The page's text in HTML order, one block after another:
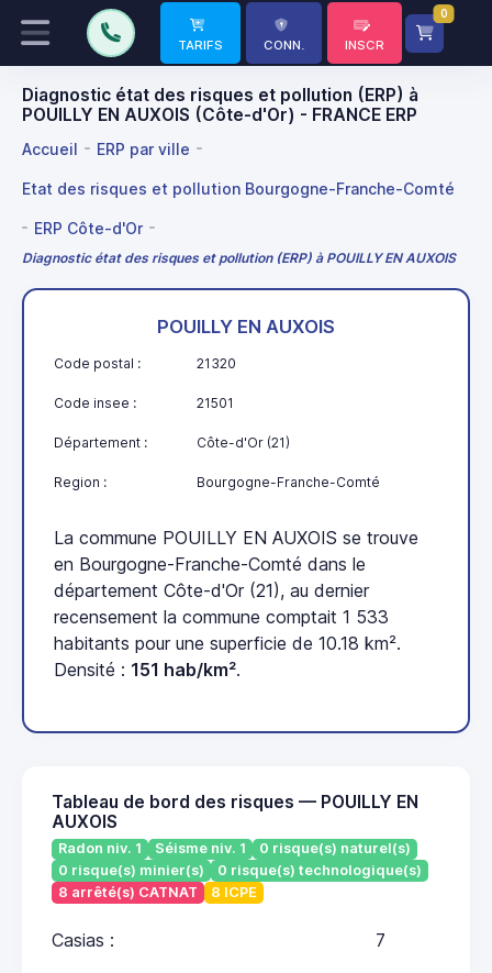
TARIFS CONN. INSCR
0
Diagnostic état des risques et pollution (ERP) à
POUILLY EN AUXOIS (Côte-d'Or) - FRANCE ERP
Accueil ERP par ville
Etat des risques et pollution Bourgogne-Franche-Comté
ERP Côte-d'Or
Diagnostic état des risques et pollution (ERP) à POUILLY EN AUXOIS
POUILLY EN AUXOIS
Code postal : 21320
Code insee : 21501
Département : Côte-d'Or (21)
Region : Bourgogne-Franche-Comté
La commune POUILLY EN AUXOIS se trouve
en Bourgogne-Franche-Comté dans le
département Côte-d'Or (21), au dernier
recensement la commune comptait 1 533
habitants pour une superficie de 10.18 km².
Densité : 151 hab/km².
Tableau de bord des risques — POUILLY EN
AUXOIS
Radon niv. 1 Séisme niv. 1
0 risque(s) naturel(s)
0 risque(s) minier(s)
0 risque(s) technologique(s)
8 arrêté(s) CATNAT
8 ICPE
Casias : 7